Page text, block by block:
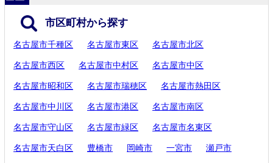
市区町村から探す
名古屋市千種区 名古屋市東区 名古屋市北区
名古屋市西区 名古屋市中村区 名古屋市中区
名古屋市昭和区 名古屋市瑞穂区 名古屋市熱田区
名古屋市中川区 名古屋市港区 名古屋市南区
名古屋市守山区 名古屋市緑区 名古屋市名東区
名古屋市天白区 豊橋市 岡崎市 一宮市 瀬戸市